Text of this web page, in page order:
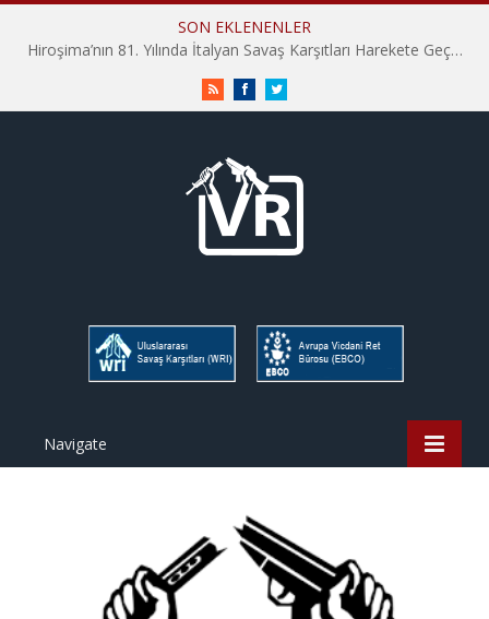
SON EKLENENLER
Hiroşima’nın 81. Yılında İtalyan Savaş Karşıtları Harekete Geçti: “Hatırlamak yeterli değil”
RSS FacebookTwitter
Navigate